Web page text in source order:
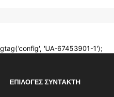
ΕΠΙΛΟΓΈΣ ΣΥΝΤΆΚΤΗ